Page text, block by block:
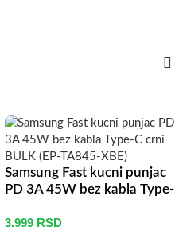
Samsung Fast kucni punjac
PD 3A 45W bez kabla Type-
3.999 RSD